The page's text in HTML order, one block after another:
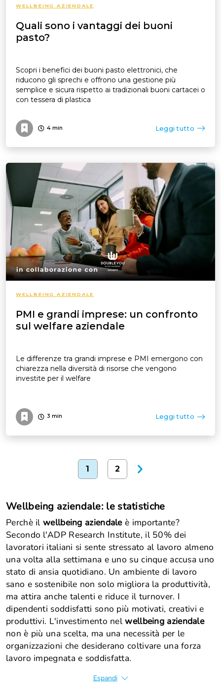
WELLBEING AZIENDALE
Quali sono i vantaggi dei buoni
pasto?
Scopri i benefici dei buoni pasto elettronici, che
riducono gli sprechi e offrono una gestione più
semplice e sicura rispetto ai tradizionali buoni cartacei o
con tessera di plastica
4 min Leggi tutto
WELLBEING AZIENDALE
PMI e grandi imprese: un confronto
sul welfare aziendale
Le differenze tra grandi imprese e PMI emergono con
chiarezza nella diversità di risorse che vengono
investite per il welfare
3 min Leggi tutto
1 2
Wellbeing aziendale: le statistiche
Perchè il wellbeing aziendaleè importante?
Secondo l'ADP Research Institute, il 50% dei
lavoratori italiani si sente stressato al lavoro almeno
una volta alla settimana e uno su cinque accusa uno
stato di ansia quotidiano. Un ambiente di lavoro
sano e sostenibile non solo migliora la produttività,
ma attira anche talenti e riduce il turnover. I
dipendenti soddisfatti sono più motivati, creativi e
produttivi. L'investimento nelwellbeing aziendale
non è più una scelta, ma una necessità per le
organizzazioni che desiderano coltivare una forza
lavoro impegnata e soddisfatta.
Espandi